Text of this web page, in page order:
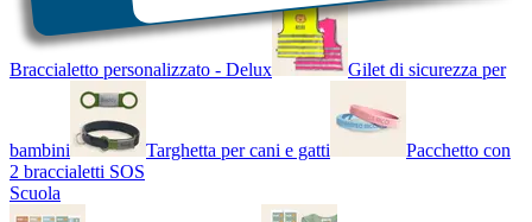
Braccialetto personalizzato - Delux Gilet di sicurezza per
bambini Targhetta per cani e gatti
Pacchetto con
2 braccialetti SOS
Scuola